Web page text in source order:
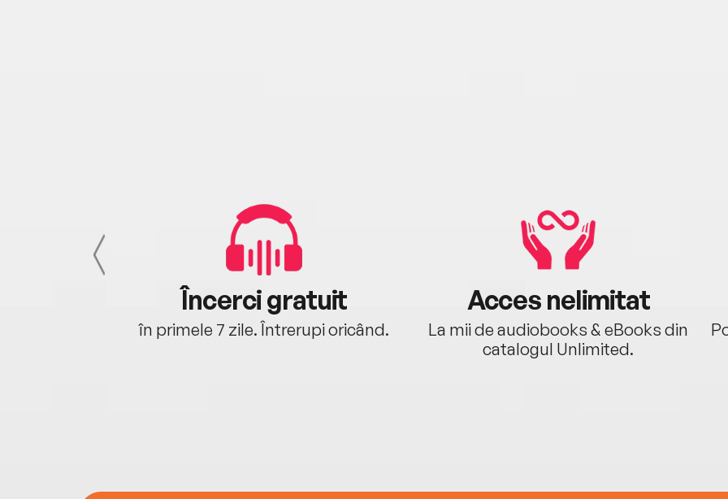
Încerci gratuit
în primele 7 zile. Întrerupi oricând.
Acces nelimitat
La mii de audiobooks & eBooks din
catalogul Unlimited.